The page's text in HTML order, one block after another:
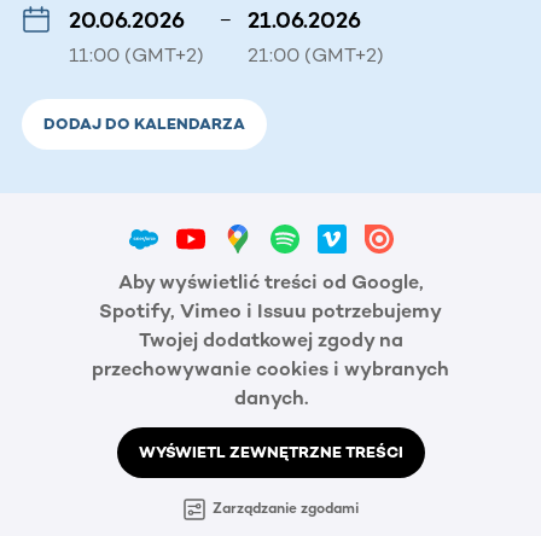
20.06.2026
11:00 (GMT+2)
– 21.06.2026
21:00 (GMT+2)
DODAJ DO KALENDARZA
Aby wyświetlić treści od Google,
Spotify, Vimeo i Issuu potrzebujemy
Twojej dodatkowej zgody na
przechowywanie cookies i wybranych
danych.
WYŚWIETL ZEWNĘTRZNE TREŚCI
Zarządzanie zgodami